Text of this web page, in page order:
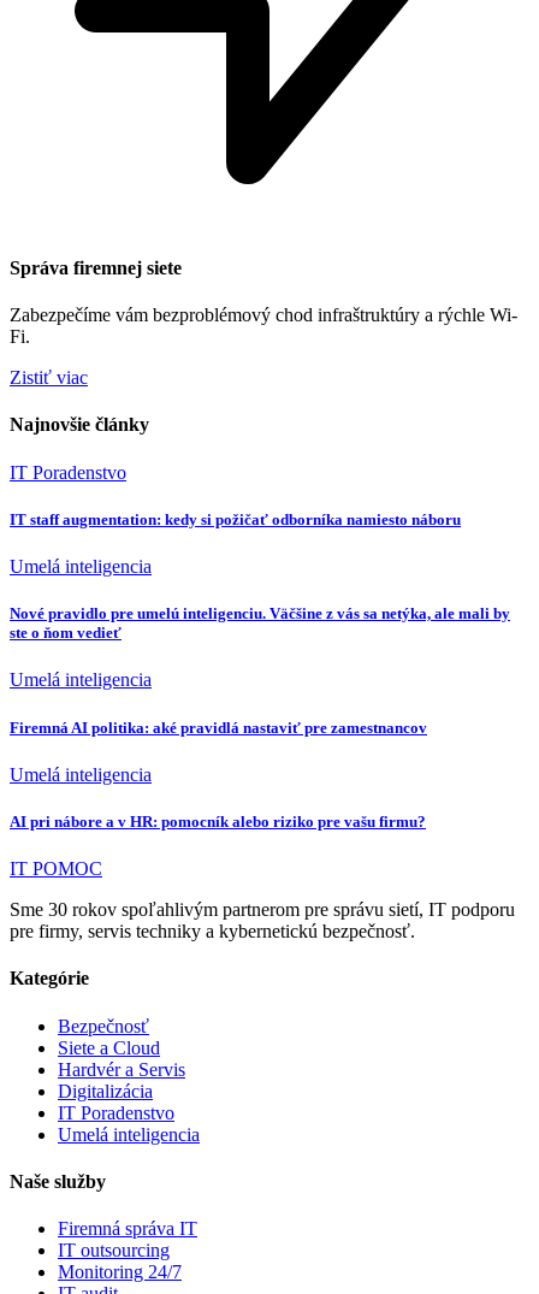
Správa firemnej siete
Zabezpečíme vám bezproblémový chod infraštruktúry a rýchle Wi-
Fi.
Zistiť viac
Najnovšie články
IT Poradenstvo
IT staff augmentation: kedy si požičať odborníka namiesto náboru
Umelá inteligencia
Nové pravidlo pre umelú inteligenciu. Väčšine z vás sa netýka, ale mali by
ste o ňom vedieť
Umelá inteligencia
Firemná AI politika: aké pravidlá nastaviť pre zamestnancov
Umelá inteligencia
AI pri nábore a v HR: pomocník alebo riziko pre vašu firmu?
IT POMOC
Sme 30 rokov spoľahlivým partnerom pre správu sietí, IT podporu
pre firmy, servis techniky a kybernetickú bezpečnosť.
Kategórie
Bezpečnosť
Siete a Cloud
Hardvér a Servis
Digitalizácia
IT Poradenstvo
Umelá inteligencia
Naše služby
Firemná správa IT
IT outsourcing
Monitoring 24/7